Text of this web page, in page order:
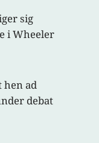
sig
i Wheeler
ad
debat